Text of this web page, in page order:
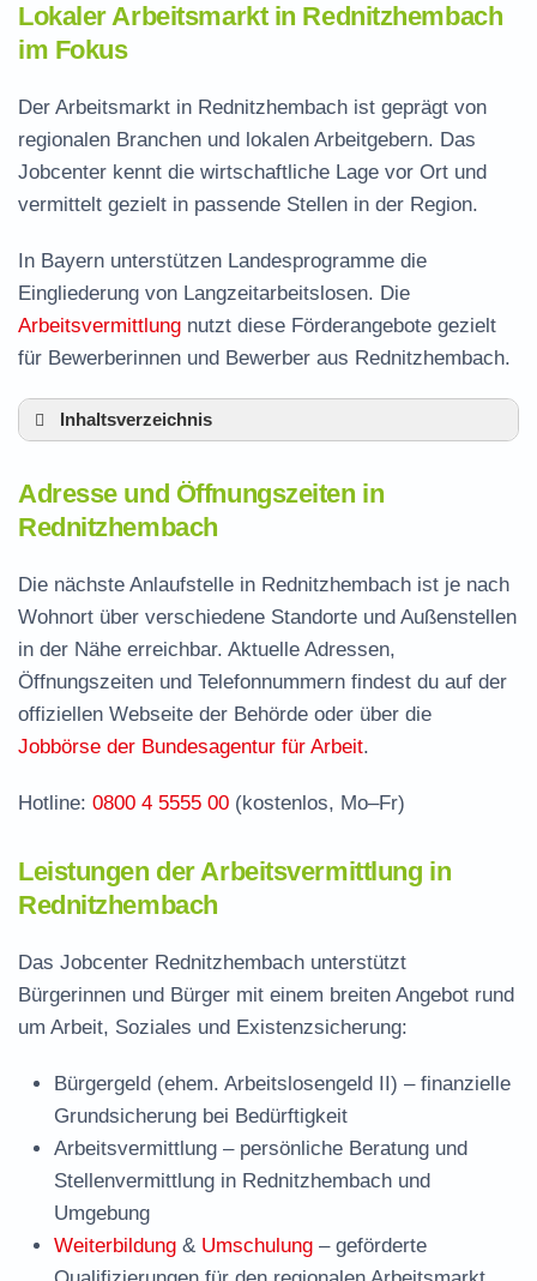
Lokaler Arbeitsmarkt in Rednitzhembach
im Fokus
Der Arbeitsmarkt in Rednitzhembach ist geprägt von
regionalen Branchen und lokalen Arbeitgebern. Das
Jobcenter kennt die wirtschaftliche Lage vor Ort und
vermittelt gezielt in passende Stellen in der Region.
In Bayern unterstützen Landesprogramme die
Eingliederung von Langzeitarbeitslosen. Die
Arbeitsvermittlung nutzt diese Förderangebote gezielt
für Bewerberinnen und Bewerber aus Rednitzhembach.
Inhaltsverzeichnis
Rednitzhembach
Leistungen der Arbeitsvermittlung in
Rednitzhembach
Termin vereinbaren und Bürgergeld beantragen
Jobcenter Roth – zuständige Stelle
Stellenangebote und Jobbörse in
Rednitzhembach
Adresse und Öffnungszeiten in
Rednitzhembach
Die nächste Anlaufstelle in Rednitzhembach ist je nach
Wohnort über verschiedene Standorte und Außenstellen
in der Nähe erreichbar. Aktuelle Adressen,
Öffnungszeiten und Telefonnummern findest du auf der
offiziellen Webseite der Behörde oder über die
Jobbörse der Bundesagentur für Arbeit.
Hotline: 0800 4 5555 00 (kostenlos, Mo–Fr)
Leistungen der Arbeitsvermittlung in
Rednitzhembach
Das Jobcenter Rednitzhembach unterstützt
Bürgerinnen und Bürger mit einem breiten Angebot rund
um Arbeit, Soziales und Existenzsicherung:
Bürgergeld (ehem. Arbeitslosengeld II) – finanzielle
Grundsicherung bei Bedürftigkeit
Arbeitsvermittlung – persönliche Beratung und
Stellenvermittlung in Rednitzhembach und
Umgebung
Weiterbildung & Umschulung – geförderte